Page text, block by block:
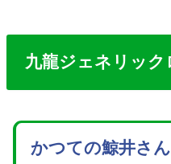
九龍ジェネリッ
かつての鯨井さ